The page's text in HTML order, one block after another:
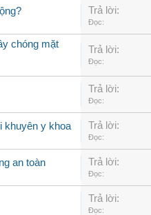
Trả lời:
Đọc:
chóng mặt
Trả lời:
Đọc:
Trả lời:
Đọc:
khuyên y khoa Trả lời:
Đọc:
an toàn Trả lời:
Đọc:
Trả lời:
Đọc: